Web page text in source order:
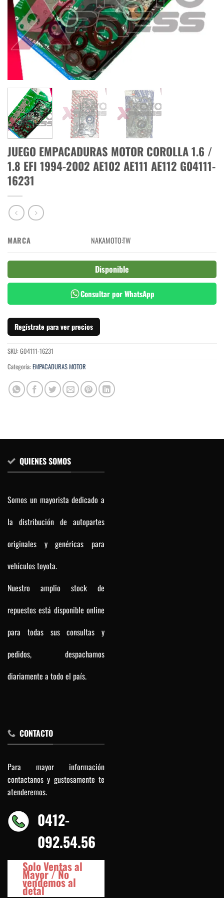
JUEGO EMPACADURAS MOTOR COROLLA 1.6 /
1.8 EFI 1994-2002 AE102 AE111 AE112 G04111-
16231
MARCA NAKAMOTO:TW
Disponible
Consultar por WhatsApp
Regístrate para ver precios
SKU: G04111-16231
Categoría: EMPACADURAS MOTOR
QUIENES SOMOS
Somos un mayorista dedicado a
la distribución de autopartes
originales y genéricas para
vehículos toyota.
Nuestro amplio stock de
repuestos está disponible online
para todas sus consultas y
pedidos, despachamos
diariamente a todo el país.
CONTACTO
Para mayor información
contactanos y gustosamente te
atenderemos.
0412-
092.54.56
Solo Ventas al
Mayor / No
vendemos al
detal